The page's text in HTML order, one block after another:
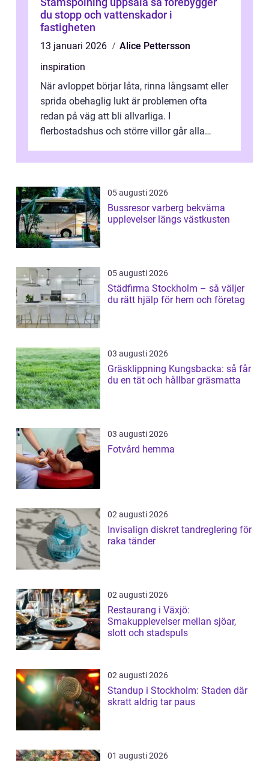
du stopp och vattenskador i
fastigheten
13 januari 2026
Alice Pettersson
inspiration
När avloppet börjar låta, rinna långsamt eller
sprida obehaglig lukt är problemen ofta
redan på väg att bli allvarliga. I
flerbostadshus och större villor går alla
05 augusti 2026
Bussresor varberg bekväma
upplevelser längs västkusten
05 augusti 2026
Städfirma Stockholm – så väljer
du rätt hjälp för hem och företag
03 augusti 2026
Gräsklippning Kungsbacka: så får
du en tät och hållbar gräsmatta
03 augusti 2026
Fotvård hemma
02 augusti 2026
Invisalign diskret tandreglering för
raka tänder
02 augusti 2026
Restaurang i Växjö:
Smakupplevelser mellan sjöar,
slott och stadspuls
02 augusti 2026
Standup i Stockholm: Staden där
skratt aldrig tar paus
01 augusti 2026